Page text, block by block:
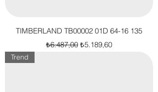
TIMBERLAND TB00002 01D 64-16 135
Normal Fiyat
₺6.487,00 İndirimli Fiyat
₺5.189,60
Trend